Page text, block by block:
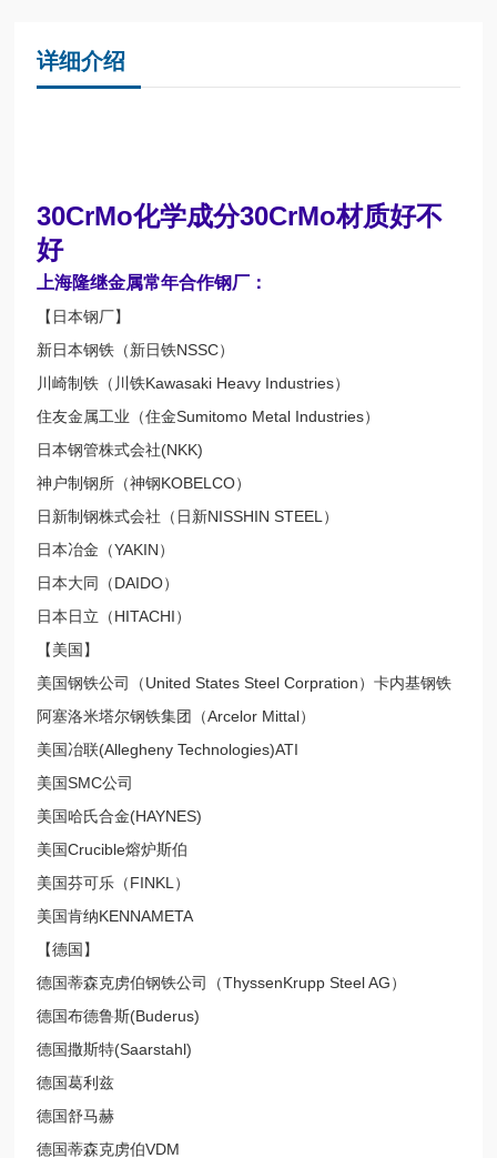
详细介绍
30CrMo化学成分30CrMo材质好不
好
上海隆继金属常年合作钢厂：
【日本钢厂】
新日本钢铁（新日铁NSSC）
川崎制铁（川铁Kawasaki Heavy Industries）
住友金属工业（住金Sumitomo Metal Industries）
日本钢管株式会社(NKK)
神户制钢所（神钢KOBELCO）
日新制钢株式会社（日新NISSHIN STEEL）
日本冶金（YAKIN）
日本大同（DAIDO）
日本日立（HITACHI）
【美国】
美国钢铁公司（United States Steel Corpration）卡内基钢铁
阿塞洛米塔尔钢铁集团（Arcelor Mittal）
美国冶联(Allegheny Technologies)ATI
美国SMC公司
美国哈氏合金(HAYNES)
美国Crucible熔炉斯伯
美国芬可乐（FINKL）
美国肯纳KENNAMETA
【德国】
德国蒂森克虏伯钢铁公司（ThyssenKrupp Steel AG）
德国布德鲁斯(Buderus)
德国撒斯特(Saarstahl)
德国葛利兹
德国舒马赫
德国蒂森克虏伯VDM